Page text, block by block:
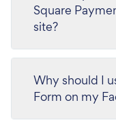
Square
site?
Why should I
Form on my